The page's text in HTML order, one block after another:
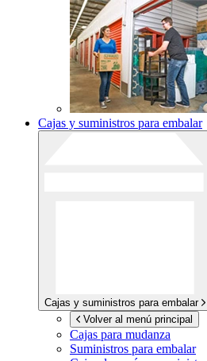
Cajas y suministros para embalar
Cajas y suministros para embalar
Volver al menú principal
Cajas para mudanza
Suministros para embalar